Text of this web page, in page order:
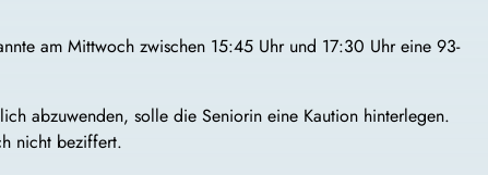
am Mittwoch zwischen 15:45 Uhr und 17:30 Uhr eine 93-
abzuwenden, solle die Seniorin eine Kaution hinterlegen.
nicht beziffert.